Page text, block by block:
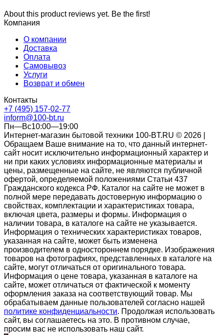
About this product reviews yet. Be the first!
Компания
О компании
Доставка
Оплата
Самовывоз
Услуги
Возврат и обмен
Контакты
+7 (495) 157-02-77
inform@100-bt.ru
Пн—Вс10:00—19:00
Интернет-магазин бытовой техники 100-BT.RU © 2026 |
Обращаем Ваше внимание на то, что данный интернет-
сайт носит исключительно информационный характер и
ни при каких условиях информационные материалы и
цены, размещенные на сайте, не являются публичной
офертой, определяемой положениями Статьи 437
Гражданского кодекса РФ. Каталог на сайте не может в
полной мере передавать достоверную информацию о
свойствах, комплектации и характеристиках товара,
включая цвета, размеры и формы. Информация о
наличии товара, в каталоге на сайте не указывается.
Информация о технических характеристиках товаров,
указанная на сайте, может быть изменена
производителем в одностороннем порядке. Изображения
товаров на фотографиях, представленных в каталоге на
сайте, могут отличаться от оригинального товара.
Информация о цене товара, указанная в каталоге на
сайте, может отличаться от фактической к моменту
оформления заказа на соответствующий товар. Мы
обрабатываем данные пользователей согласно нашей
политике конфиденциальности. Продолжая использовать
сайт, вы соглашаетесь на это. В противном случае,
просим вас не использовать наш сайт.